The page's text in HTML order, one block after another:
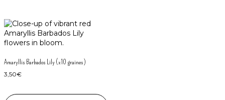
Amaryllis Barbados Lily (x10 graines)
3,50€